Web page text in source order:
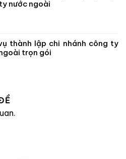
nước ngoài
thành lập chi nhánh công ty
trọn gói